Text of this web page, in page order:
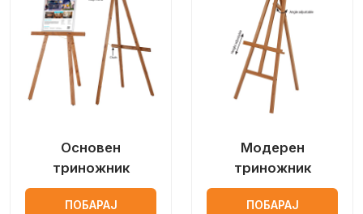
Основен
триножник
ПОБАРАЈ
Модерен
триножник
ПОБАРАЈ